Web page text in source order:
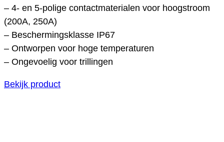
– 4- en 5-polige contactmaterialen voor hoogstroom
(200A, 250A)
– Beschermingsklasse IP67
– Ontworpen voor hoge temperaturen
– Ongevoelig voor trillingen
Bekijk product